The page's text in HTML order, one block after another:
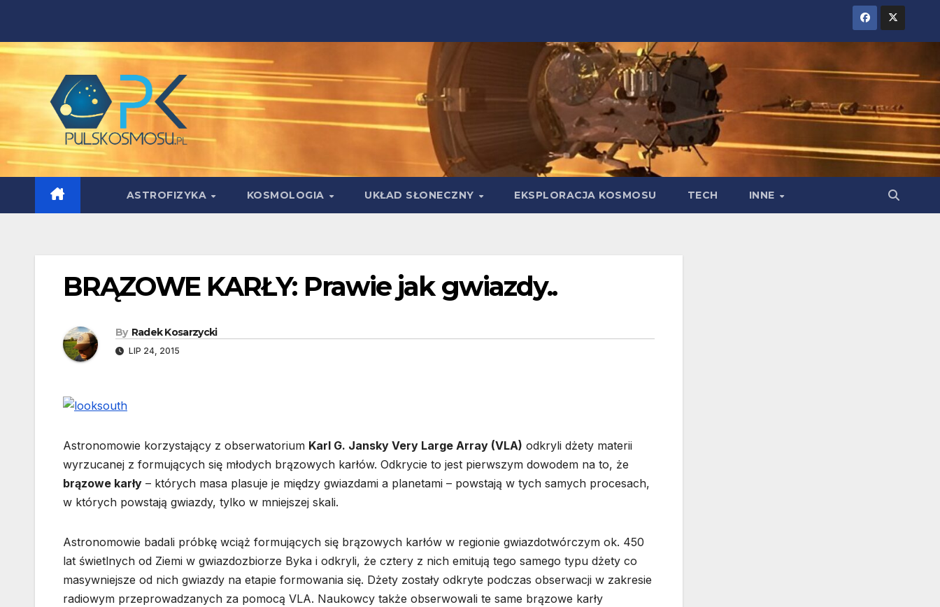
content
ASTROFIZYKA KOSMOLOGIA UKŁAD SŁONECZNY EKSPLORACJA KOSMOSU TECH INNE
BRĄZOWE KARŁY: Prawie jak gwiazdy..
By Radek Kosarzycki
LIP 24, 2015
Astronomowie korzystający z obserwatorium Karl G. Jansky Very Large Array (VLA) odkryli dżety materii
wyrzucanej z formujących się młodych brązowych karłów. Odkrycie to jest pierwszym dowodem na to, że
brązowe karły – których masa plasuje je między gwiazdami a planetami – powstają w tych samych procesach,
w których powstają gwiazdy, tylko w mniejszej skali.
Astronomowie badali próbkę wciąż formujących się brązowych karłów w regionie gwiazdotwórczym ok. 450
lat świetlnych od Ziemi w gwiazdozbiorze Byka i odkryli, że cztery z nich emitują tego samego typu dżety co
masywniejsze od nich gwiazdy na etapie formowania się. Dżety zostały odkryte podczas obserwacji w zakresie
radiowym przeprowadzanych za pomocą VLA. Naukowcy także obserwowali te same brązowe karły